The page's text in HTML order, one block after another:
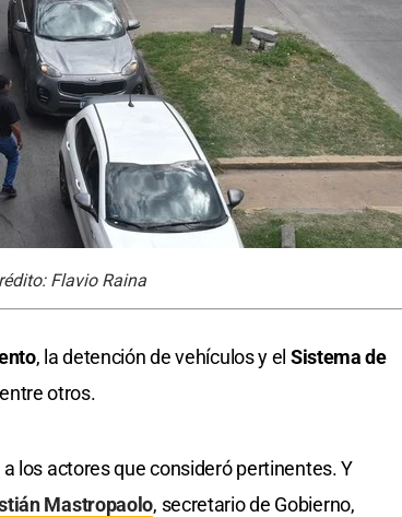
Flavio Raina
, la detención de vehículos y el Sistema de
otros.
los actores que consideró pertinentes. Y
Mastropaolo, secretario de Gobierno,